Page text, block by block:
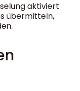
aktiviert
übermitteln,